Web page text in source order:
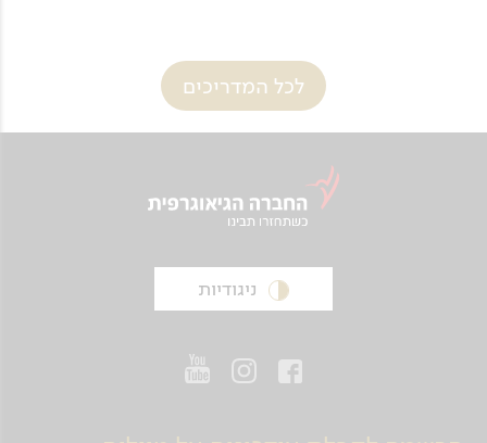
לכל המדריכים
ניגודיות